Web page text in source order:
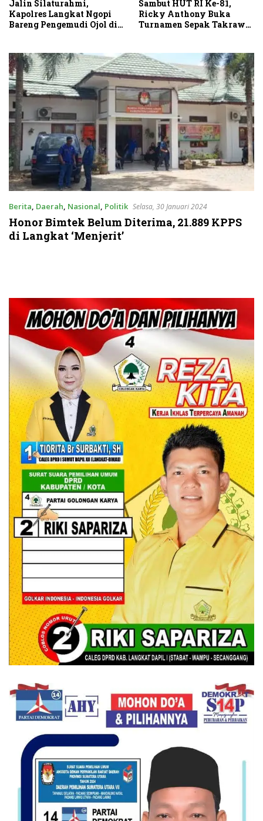
Jalin Silaturahmi,
Kapolres Langkat Ngopi
Bareng Pengemudi Ojol di
Sambut HUT RI Ke-81,
Ricky Anthony Buka
Turnamen Sepak Takraw
Berita, Daerah, Nasional, Politik Selasa, 30 Januari 2024
Honor Bimtek Belum Diterima, 21.889 KPPS
di Langkat ‘Menjerit’